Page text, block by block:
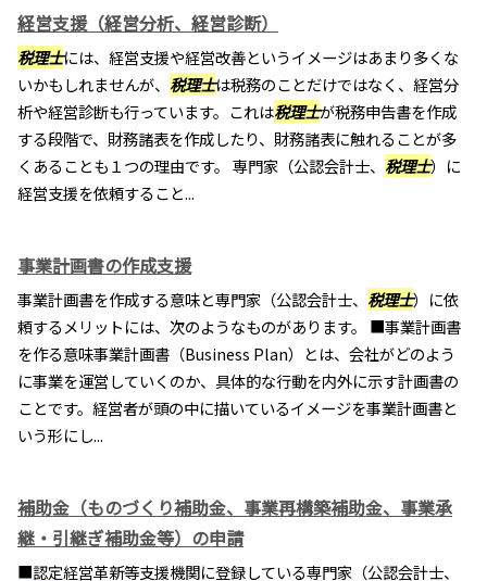
経営支援（経営分析、経営診断）
税理士には、経営支援や経営改善というイメージはあまり多くな
いかもしれませんが、 税理士は税務のことだけではなく、経営分
析や経営診断も行っています。これは税理士が税務申告書を作成
する段階で、財務諸表を作成したり、財務諸表に触れることが多
くあることも１つの理由です。 専門家（公認会計士、 税理士）に
経営支援を依頼すること...
事業計画書の作成支援
事業計画書を作成する意味と専門家（公認会計士、 税理士）に依
頼するメリットには、次のようなものがあります。 ■事業計画書
を作る意味事業計画書（Business Plan）とは、会社がどのよう
に事業を運営していくのか、具体的な行動を内外に示す計画書の
ことです。経営者が頭の中に描いているイメージを事業計画書と
いう形にし...
補助金（ものづくり補助金、事業再構築補助金、事業承
継・引継ぎ補助金等）の申請
■認定経営革新等支援機関に登録している専門家（公認会計士、